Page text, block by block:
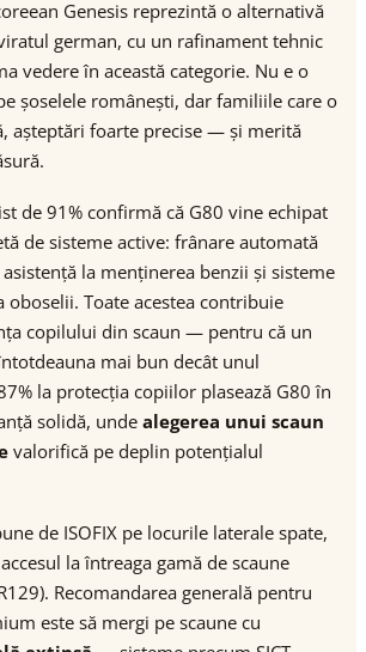
Genesis reprezintă o alternativă
german, cu un rafinament tehnic
vedere în această categorie. Nu e o
șoselele românești, dar familiile care o
așteptări foarte precise — și merită
de 91% confirmă că G80 vine echipat
de sisteme active: frânare automată
asistență la menținerea benzii și sisteme
Toate acestea contribuie
copilului din scaun — pentru că un
mai bun decât unul
la protecția copiilor plasează G80 în
solidă, unde alegerea unui scaun
valorifică pe deplin potențialul
de ISOFIX pe locurile laterale spate,
la întreaga gamă de scaune
Recomandarea generală pentru
este să mergi pe scaune cu